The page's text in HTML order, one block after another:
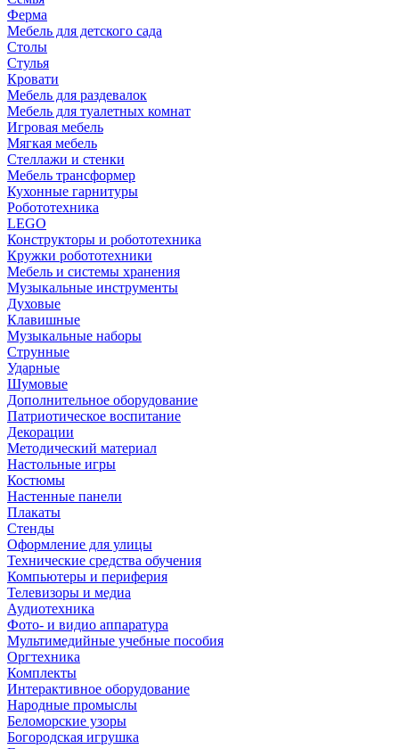
Ферма
Мебель для детского сада
Столы
Cтулья
Кровати
Мебель для раздевалок
Мебель для туалетных комнат
Игровая мебель
Мягкая мебель
Стеллажи и стенки
Мебель трансформер
Кухонные гарнитуры
Робототехника
LEGO
Конструкторы и робототехника
Кружки робототехники
Мебель и системы хранения
Музыкальные инструменты
Духовые
Клавишные
Музыкальные наборы
Струнные
Ударные
Шумовые
Дополнительное оборудование
Патриотическое воспитание
Декорации
Методический материал
Настольные игры
Костюмы
Настенные панели
Плакаты
Стенды
Оформление для улицы
Технические средства обучения
Компьютеры и периферия
Телевизоры и медиа
Аудиотехника
Фото- и видио аппаратура
Мультимедийные учебные пособия
Оргтехника
Комплекты
Интерактивное оборудование
Народные промыслы
Беломорские узоры
Богородская игрушка